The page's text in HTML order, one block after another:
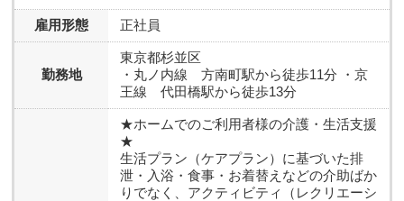
雇用形態 正社員
勤務地
東京都杉並区
・丸ノ内線 方南町駅から徒歩11分 ・京
王線 代田橋駅から徒歩13分
★ホームでのご利用者様の介護・生活支援
★
生活プラン（ケアプラン）に基づいた排
泄・入浴・食事・お着替えなどの介助ばか
りでなく、アクティビティ（レクリエーシ